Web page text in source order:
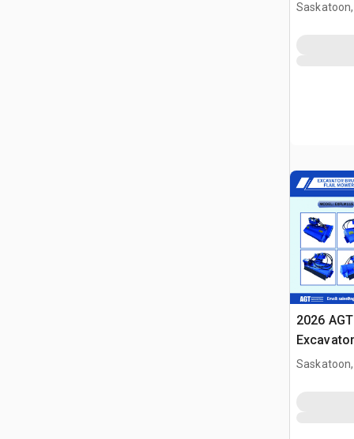
Saskatoon,
2026
(Unused)
Saskatoon,